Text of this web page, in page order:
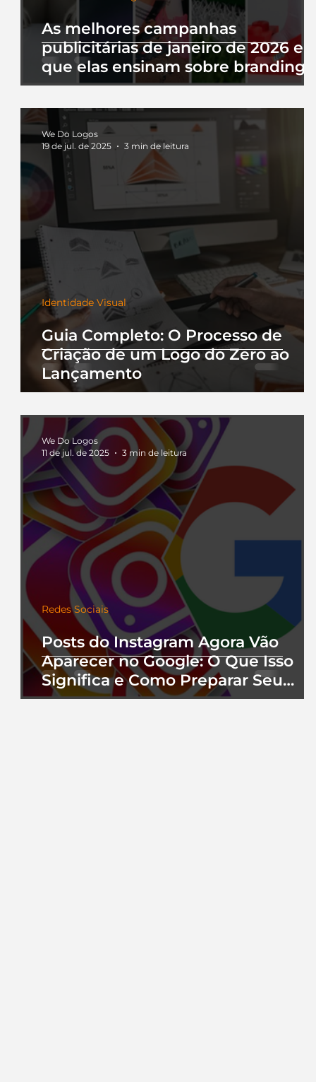
As melhores campanhas
publicitárias de janeiro de 2026 e
que elas ensinam sobre branding
Guia Completo: O Processo de
Criação de um Logo do Zero ao
Lançamento
Identidade Visual
We Do Logos
19 de jul. de 2025
3 min de leitura
Posts do Instagram Agora Vão
Aparecer no Google: O Que Isso
Significa e Como Preparar Seu
Perfil
Redes Sociais
We Do Logos
11 de jul. de 2025
3 min de leitura